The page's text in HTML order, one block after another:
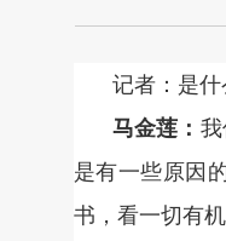
记者：是什
马金莲：
是有一些原因
书，看一切有